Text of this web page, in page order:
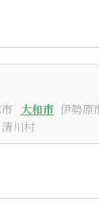
大和市 伊勢原
清川村